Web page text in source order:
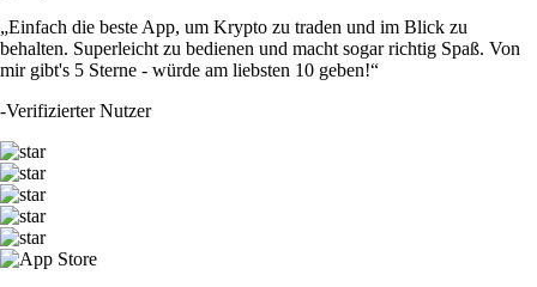
„Einfach die beste App, um Krypto zu traden und im Blick zu
behalten. Superleicht zu bedienen und macht sogar richtig Spaß. Von
mir gibt's 5 Sterne - würde am liebsten 10 geben!“
-Verifizierter Nutzer